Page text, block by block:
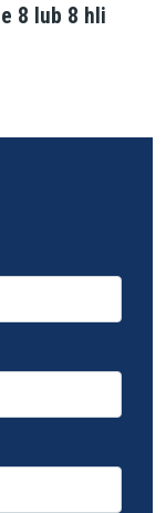
8 lub 8 hli